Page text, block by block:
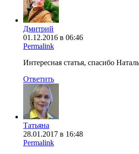
Дмитрий
01.12.2016 в 06:46
Permalink
Интересная статья, спасибо
Ответить
Татьяна
28.01.2017 в 16:48
Permalink